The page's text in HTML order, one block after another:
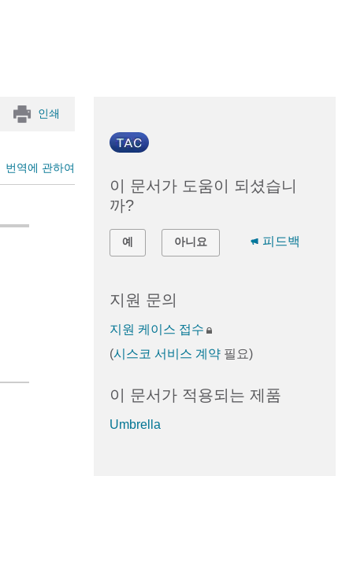
인쇄
번역에 관하여
이 문서가 도움이 되셨습니
까?
예 아니요 피드백
지원 문의
지원 케이스 접수
(시스코 서비스 계약필요)
이 문서가 적용되는 제품
Umbrella